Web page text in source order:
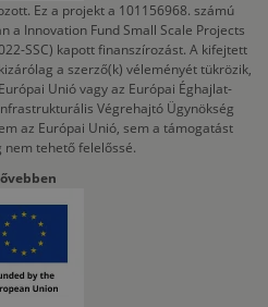
Ez a projekt a 101156968. számú
a Innovation Fund Small Scale Projects
SSC) kapott finanszírozást. A kifejtett
a szerző(k) véleményét tükrözik,
Unió vagy az Európai Éghajlat-
Végrehajtó Ügynökség
az Európai Unió, sem a támogatást
nem tehető felelőssé.